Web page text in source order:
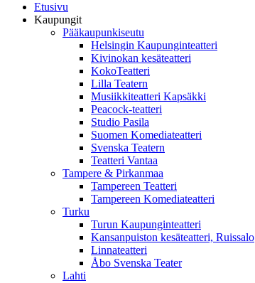
Etusivu
Kaupungit
Pääkaupunkiseutu
Helsingin Kaupunginteatteri
Kivinokan kesäteatteri
KokoTeatteri
Lilla Teatern
Musiikkiteatteri Kapsäkki
Peacock-teatteri
Studio Pasila
Suomen Komediateatteri
Svenska Teatern
Teatteri Vantaa
Tampere & Pirkanmaa
Tampereen Teatteri
Tampereen Komediateatteri
Turku
Turun Kaupunginteatteri
Kansanpuiston kesäteatteri, Ruissalo
Linnateatteri
Åbo Svenska Teater
Lahti